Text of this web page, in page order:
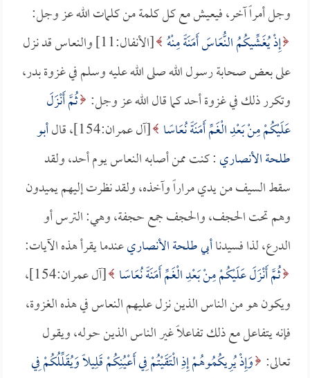
وجل أمراً آخر، فيعيش مع كل كلمة من كلمات الله عز وجل:
إِذْ يُغَشِّيكُمُ النُّعَاسَ أَمَنَةً مِنْهُ
[الأنفال:11] والنعاس قد نزل
على بعض صحابة رسول الله صلى الله عليه وسلم في غزوة بدر،
وتكرر ذلك في غزوة أحد كما قال الله عز وجل: ثُمَّ أَنْزَلَ
عَلَيْكُمْ مِنْ بَعْدِ الْغَمِّ أَمَنَةً نُعَاسًا [آل عمران:154]، قال
أبو
طلحة الأنصاري: كنت ممن أصابه النعاس يوم أحد، ولقد
سقط السيف من يدي مراراً وآخذه، ولقد نظرت إليهم يميدون
وهم تحت الحجف، والحجف جمع حجفة، وهي: الترس أو
الدرع، لذا فسيدناأبي طلحة الأنصاريعندما يقرأ هذه الآيات:
ثُمَّ أَنْزَلَ عَلَيْكُمْ مِنْ بَعْدِ الْغَمِّ أَمَنَةً نُعَاسًا
[آل عمران:154]،
ويكون هو من الناس الذين نزل عليهم النعاس في هذه الغزوة،
فإنه يتفاعل مع ذلك تفاعلاً غير الناس الذين حوله، ويقول
تعالى: وَإِذْ يُرِيكُمُوهُمْ إِذِ الْتَقَيْتُمْ فِي أَعْيُنِكُمْ قَلِيلًا وَيُقَلِّلُكُمْ فِي